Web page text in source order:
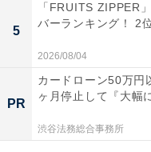
した鷲津は見事当選
た鷲津は、泰生の事件
を知り――。
5
「FRUITS ZIPPER
バーランキング！ 2
2026/08/04
PR
カードローン50万円
ヶ月停止して『大幅
渋谷法務総合事務所